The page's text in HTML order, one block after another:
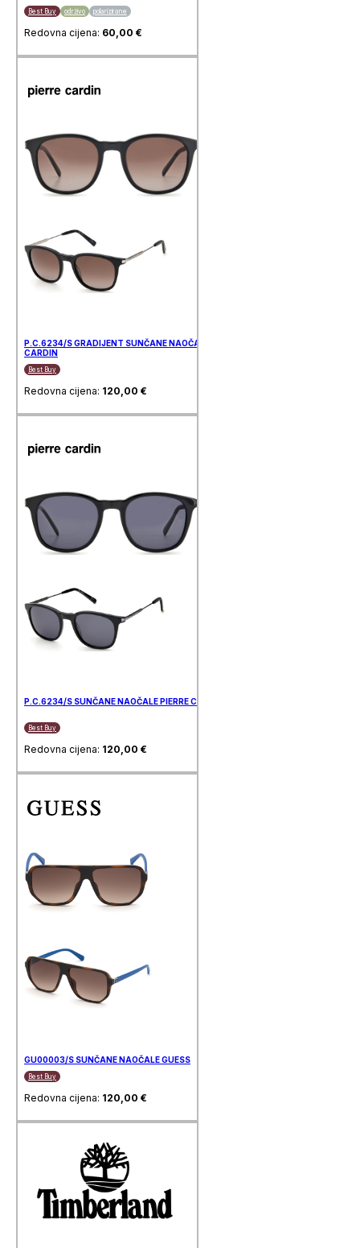
Best Buy održivo polarizirane
Redovna cijena: 60,00 €
P.C.6234/S GRADIJENT SUNČANE NAOČALE PIERRE
CARDIN
Best Buy
Redovna cijena: 120,00 €
P.C.6234/S SUNČANE NAOČALE PIERRE CARDIN
Best Buy
Redovna cijena: 120,00 €
GU00003/S SUNČANE NAOČALE GUESS
Best Buy
Redovna cijena: 120,00 €